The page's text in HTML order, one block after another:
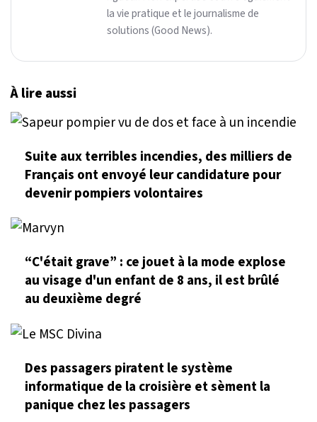
la vie pratique et le journalisme de
solutions (Good News).
À lire aussi
Suite aux terribles incendies, des milliers de
Français ont envoyé leur candidature pour
devenir pompiers volontaires
“C'était grave” : ce jouet à la mode explose
au visage d'un enfant de 8 ans, il est brûlé
au deuxième degré
Des passagers piratent le système
informatique de la croisière et sèment la
panique chez les passagers